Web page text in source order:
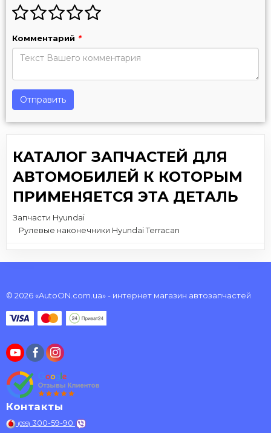
Комментарий *
Отправить
КАТАЛОГ ЗАПЧАСТЕЙ ДЛЯ
АВТОМОБИЛЕЙ К КОТОРЫМ
ПРИМЕНЯЕТСЯ ЭТА ДЕТАЛЬ
Запчасти Hyundai
Рулевые наконечники Hyundai Terracan
© 2026 «AutoON.com.ua» - интернет магазин автозапчастей
Контакты
(099) 300-59-90